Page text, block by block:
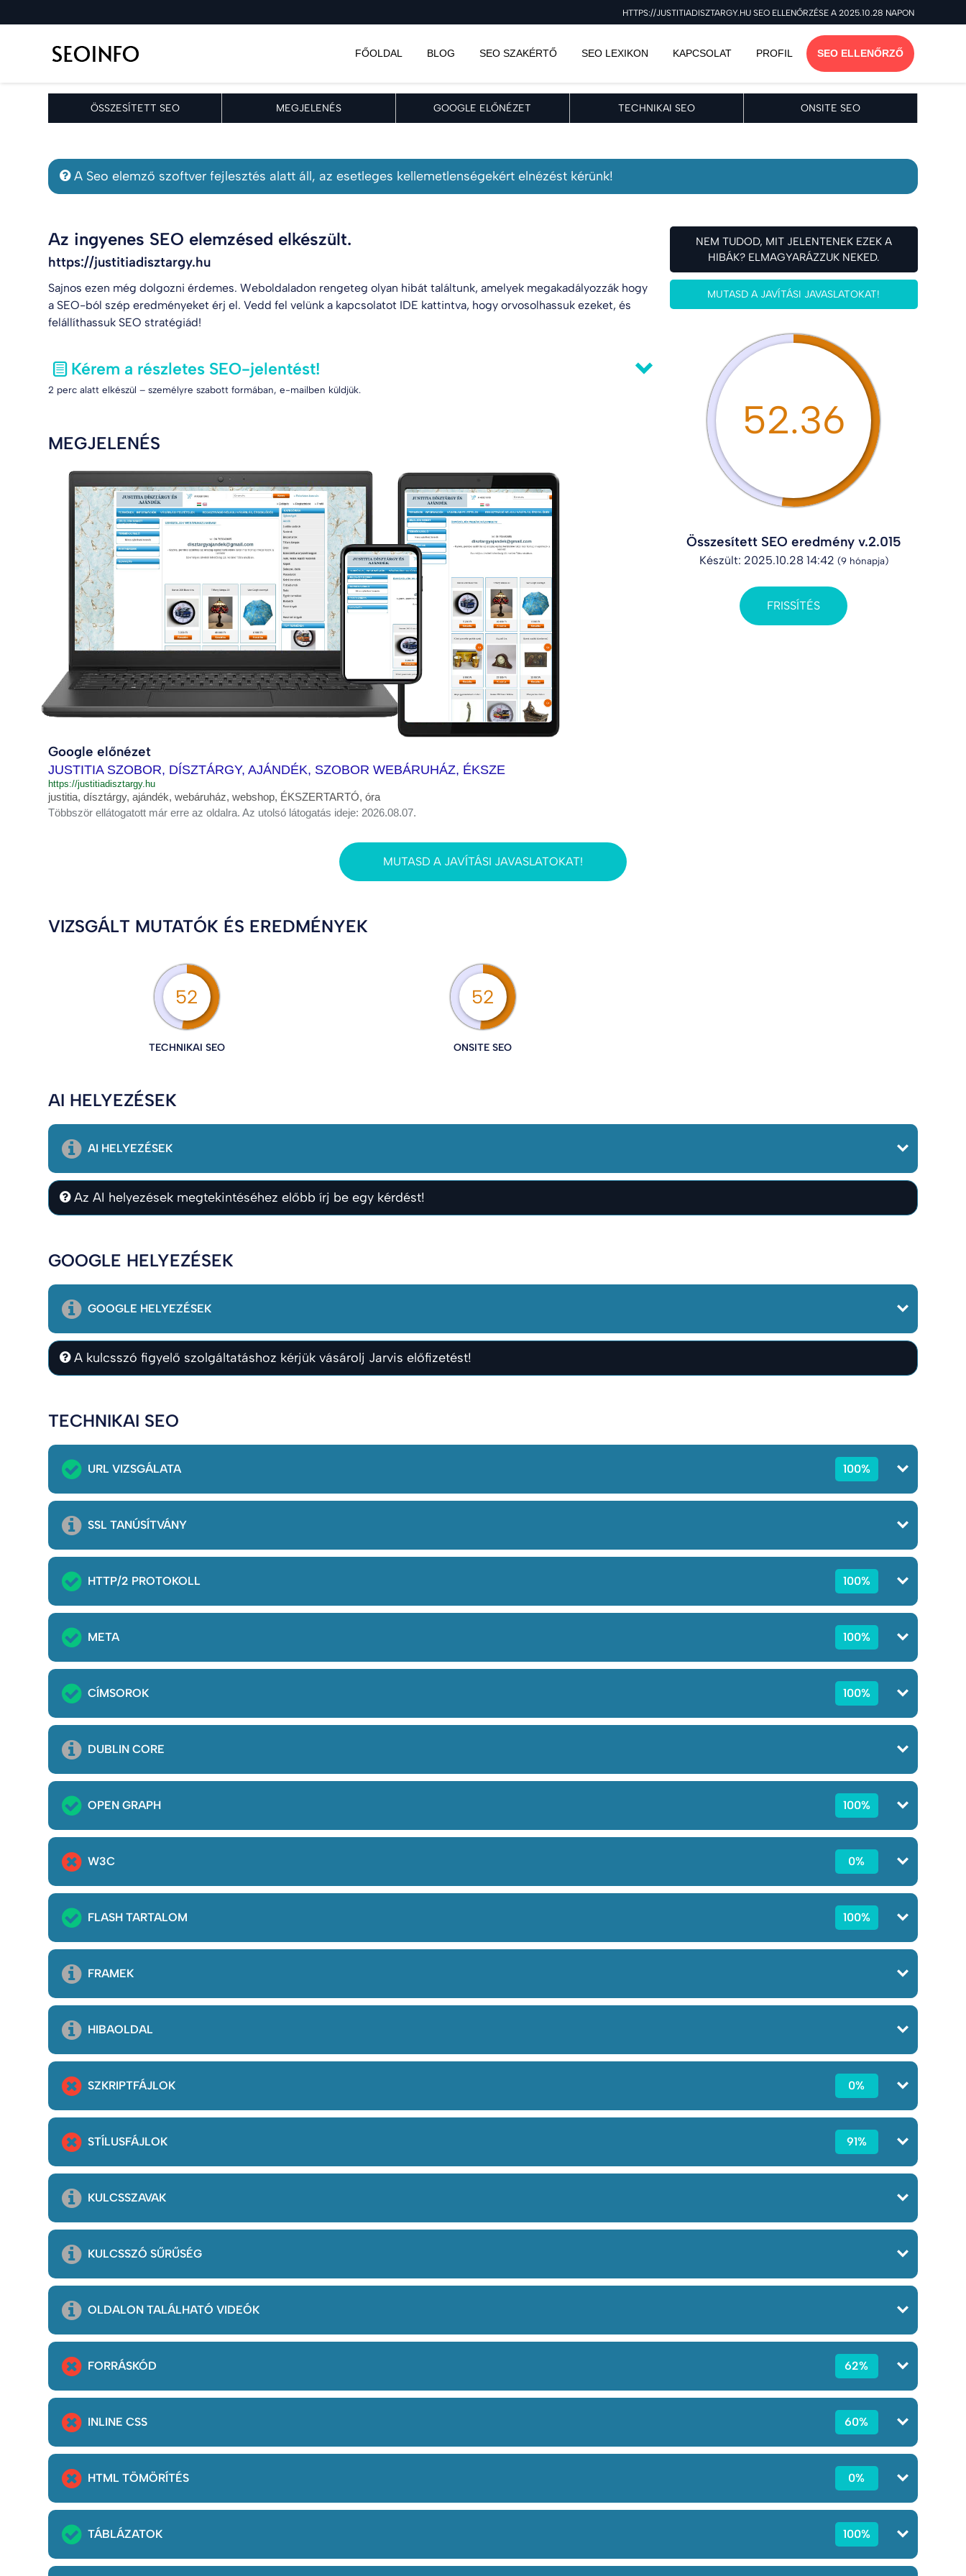
HTTPS://JUSTITIADISZTARGY.HU SEO ELLENŐRZÉSE A 2025.10.28 NAPON
FŐOLDAL BLOG SEO SZAKÉRTŐ SEO LEXIKON KAPCSOLAT PROFIL SEO ELLENŐRZŐ
ÖSSZESÍTETT SEO MEGJELENÉS GOOGLE ELŐNÉZET TECHNIKAI SEO ONSITE SEO
A Seo elemző szoftver fejlesztés alatt áll, az esetleges kellemetlenségekért elnézést kérünk!
Az ingyenes SEO elemzésed elkészült.
https://justitiadisztargy.hu
Sajnos ezen még dolgozni érdemes. Weboldaladon rengeteg olyan hibát találtunk, amelyek megakadályozzák hogy
a SEO-ból szép eredményeket érj el. Vedd fel velünk a kapcsolatot IDE kattintva, hogy orvosolhassuk ezeket, és
felállíthassuk SEO stratégiád!
Kérem a részletes SEO-jelentést!
2 perc alatt elkészül – személyre szabott formában, e-mailben küldjük.
MEGJELENÉS
NEM TUDOD, MIT JELENTENEK EZEK A
HIBÁK? ELMAGYARÁZZUK NEKED.
MUTASD A JAVÍTÁSI JAVASLATOKAT!
52.36
Összesített SEO eredmény v.2.015
Készült: 2025.10.28 14:42 (9 hónapja)
FRISSÍTÉS
Google előnézet
JUSTITIA SZOBOR, DÍSZTÁRGY, AJÁNDÉK, SZOBOR WEBÁRUHÁZ, ÉKSZE
https://justitiadisztargy.hu
justitia, dísztárgy, ajándék, webáruház, webshop, ÉKSZERTARTÓ, óra
Többször ellátogatott már erre az oldalra. Az utolsó látogatás ideje: 2026.08.07.
MUTASD A JAVÍTÁSI JAVASLATOKAT!
VIZSGÁLT MUTATÓK ÉS EREDMÉNYEK
52
TECHNIKAI SEO
52
ONSITE SEO
AI HELYEZÉSEK
AI HELYEZÉSEK
Az AI helyezések megtekintéséhez előbb írj be egy kérdést!
GOOGLE HELYEZÉSEK
GOOGLE HELYEZÉSEK
A kulcsszó figyelő szolgáltatáshoz kérjük vásárolj Jarvis előfizetést!
TECHNIKAI SEO
URL VIZSGÁLATA 100%
SSL TANÚSÍTVÁNY
HTTP/2 PROTOKOLL 100%
META 100%
CÍMSOROK 100%
DUBLIN CORE
OPEN GRAPH 100%
W3C 0%
FLASH TARTALOM 100%
FRAMEK
HIBAOLDAL
SZKRIPTFÁJLOK 0%
STÍLUSFÁJLOK 91%
KULCSSZAVAK
KULCSSZÓ SŰRŰSÉG
OLDALON TALÁLHATÓ VIDEÓK
FORRÁSKÓD 62%
INLINE CSS 60%
HTML TÖMÖRÍTÉS 0%
TÁBLÁZATOK 100%